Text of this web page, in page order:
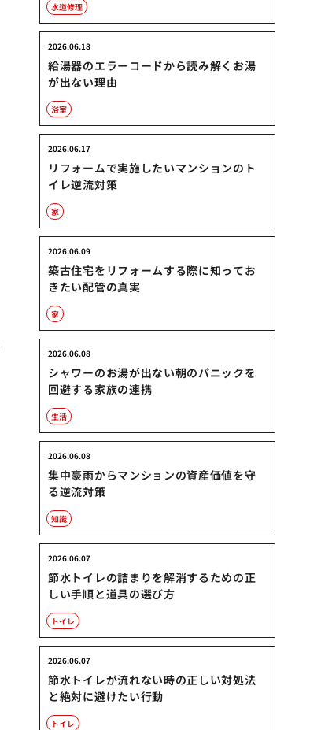
水道修理
給湯器のエラーコードから読み解くお湯
が出ない理由
2026.06.18
浴室
リフォームで実施したいマンションのト
イレ逆流対策
2026.06.17
家
築古住宅をリフォームする際に知ってお
きたい配管の真実
2026.06.09
家
シャワーのお湯が出ない朝のパニックを
回避する家族の連携
2026.06.08
生活
集中豪雨からマンションの資産価値を守
る逆流対策
2026.06.08
知識
節水トイレの詰まりを解消するための正
しい手順と道具の選び方
2026.06.07
トイレ
節水トイレが流れない時の正しい対処法
と絶対に避けたい行動
2026.06.07
トイレ